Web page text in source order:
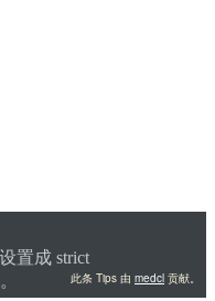
置成 strict
此条 Tips 由 medcl 贡献。